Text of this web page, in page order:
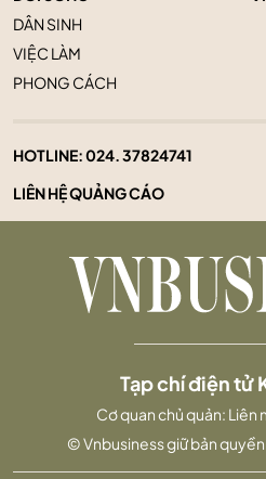
DÂN SINH
VIỆC LÀM
PHONG CÁCH
HOTLINE:024. 37824741
LIÊN HỆ QUẢNG CÁO
Tạp chí điện tử
Cơ quan chủ quản: Liên
© Vnbusiness giữ bản